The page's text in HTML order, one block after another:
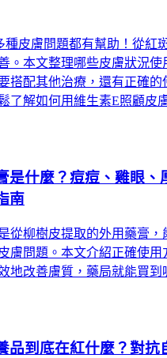
種皮膚問題都有幫助！從紅
。本文整理哪些皮膚狀況使
搭配其他治療，還有正確的
了解如何用維生素E照顧皮
是什麼？痘痘、雞眼、
南
從柳樹皮提取的外用藥膏
膚問題。本文介紹正確使
地改善膚質，藥局就能買到
品到底在紅什麼？對抗